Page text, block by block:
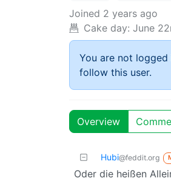
Joined 2 years ago
Cake day: June
You are not
follow this user.
Overview
Hubi@feddit.org
Oder die heißen